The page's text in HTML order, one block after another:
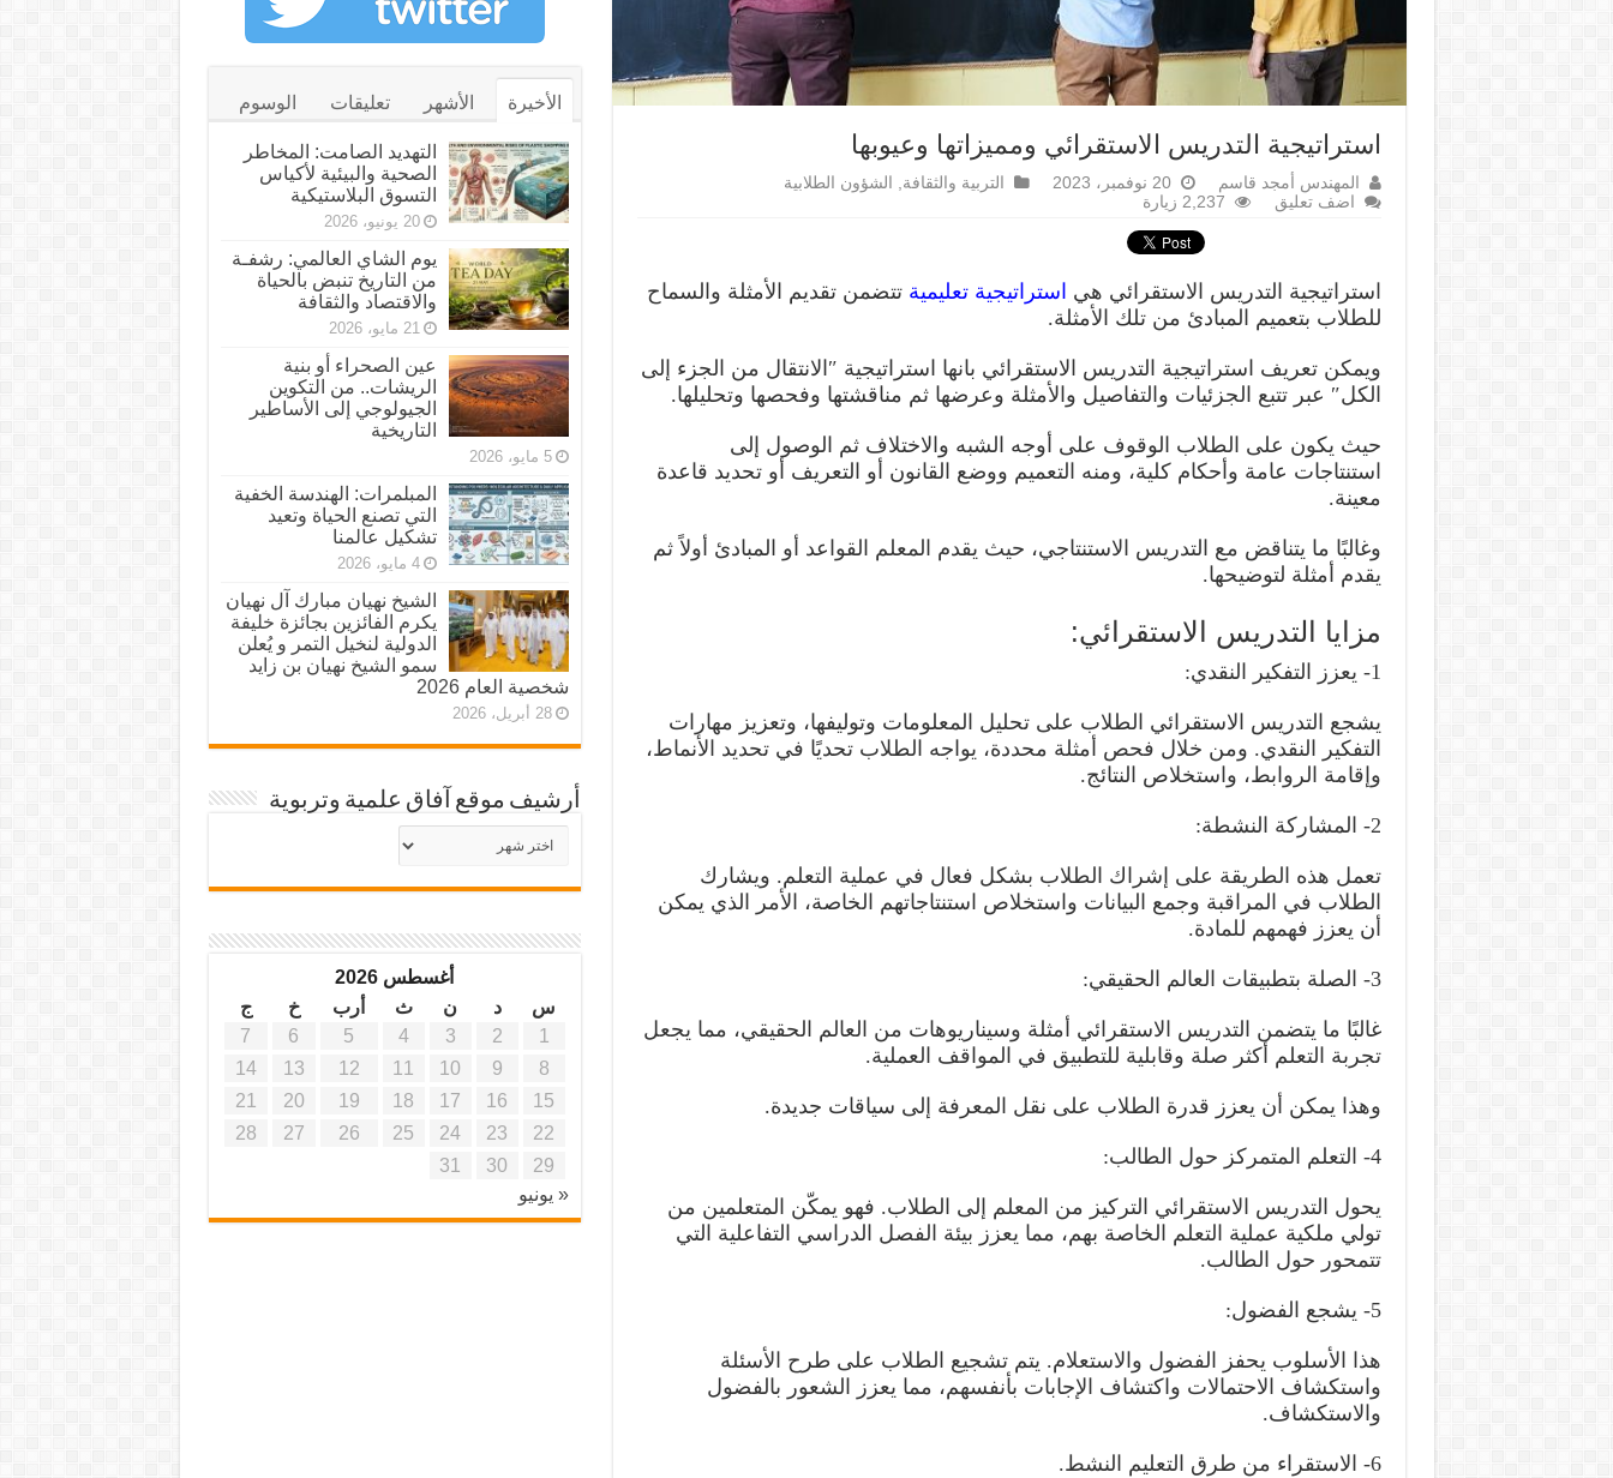
استراتيجية التدريس الاستقرائي ومميزاتها وعيوبها
المهندس أمجد قاسم 20 نوفمبر، 2023 التربية والثقافة,
الشؤون الطلابية
اضف تعليق
2,237 زيارة
استراتيجية التدريس الاستقرائي هي استراتيجية تعليمية تتضمن تقديم الأمثلة والسماح
للطلاب بتعميم المبادئ من تلك الأمثلة.
ويمكن تعريف استراتيجية التدريس الاستقرائي بانها استراتيجية ″الانتقال من الجزء إلى
الكل″ عبر تتبع الجزئيات والتفاصيل والأمثلة وعرضها ثم مناقشتها وفحصها وتحليلها.
حيث يكون على الطلاب الوقوف على أوجه الشبه والاختلاف ثم الوصول إلى
استنتاجات عامة وأحكام كلية، ومنه التعميم ووضع القانون أو التعريف أو تحديد قاعدة
معينة.
وغالبًا ما يتناقض مع التدريس الاستنتاجي، حيث يقدم المعلم القواعد أو المبادئ أولاً ثم
يقدم أمثلة لتوضيحها.
مزايا التدريس الاستقرائي:
1- يعزز التفكير النقدي:
يشجع التدريس الاستقرائي الطلاب على تحليل المعلومات وتوليفها، وتعزيز مهارات
التفكير النقدي. ومن خلال فحص أمثلة محددة، يواجه الطلاب تحديًا في تحديد الأنماط،
وإقامة الروابط، واستخلاص النتائج.
2- المشاركة النشطة:
تعمل هذه الطريقة على إشراك الطلاب بشكل فعال في عملية التعلم. ويشارك
الطلاب في المراقبة وجمع البيانات واستخلاص استنتاجاتهم الخاصة، الأمر الذي يمكن
أن يعزز فهمهم للمادة.
3- الصلة بتطبيقات العالم الحقيقي:
غالبًا ما يتضمن التدريس الاستقرائي أمثلة وسيناريوهات من العالم الحقيقي، مما يجعل
تجربة التعلم أكثر صلة وقابلية للتطبيق في المواقف العملية.
وهذا يمكن أن يعزز قدرة الطلاب على نقل المعرفة إلى سياقات جديدة.
4- التعلم المتمركز حول الطالب:
يحول التدريس الاستقرائي التركيز من المعلم إلى الطلاب. فهو يمكّن المتعلمين من
تولي ملكية عملية التعلم الخاصة بهم، مما يعزز بيئة الفصل الدراسي التفاعلية التي
تتمحور حول الطالب.
5- يشجع الفضول:
هذا الأسلوب يحفز الفضول والاستعلام. يتم تشجيع الطلاب على طرح الأسئلة
واستكشاف الاحتمالات واكتشاف الإجابات بأنفسهم، مما يعزز الشعور بالفضول
والاستكشاف.
6- الاستقراء من طرق التعليم النشط.
الأخيرة الأشهر تعليقات الوسوم
التهديد الصامت: المخاطر
الصحية والبيئية لأكياس
التسوق البلاستيكية
20 يونيو، 2026
يوم الشاي العالمي: رشفـة
من التاريخ تنبض بالحياة
والاقتصاد والثقافة
21 مايو، 2026
عين الصحراء أو بنية
الريشات.. من التكوين
الجيولوجي إلى الأساطير
التاريخية
5 مايو، 2026
المبلمرات: الهندسة الخفية
التي تصنع الحياة وتعيد
تشكيل عالمنا
4 مايو، 2026
الشيخ نهيان مبارك آل نهيان
يكرم الفائزين بجائزة خليفة
الدولية لنخيل التمر و يُعلن
سمو الشيخ نهيان بن زايد
شخصية العام 2026
28 أبريل، 2026
أرشيف موقع آفاق علمية وتربوية
أرشيف
موقع
أغسطس 2026
س
د ن ث أرب خ
ج
1
2
3
4
5
6
7
8
9
10
11
12
13
14
15
16
17
18
19
20
21
22
23
24
25
26
27
28
29
30
31
« يونيو